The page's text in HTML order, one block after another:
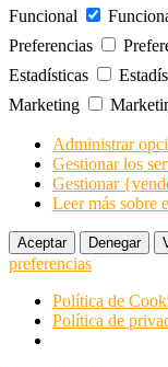
Funcional
Preferencias
Estadísticas
Marketing
Administrar
Gestionar los
Gestionar
Leer más sobre
Aceptar Denegar
preferencias
Política de
Política de